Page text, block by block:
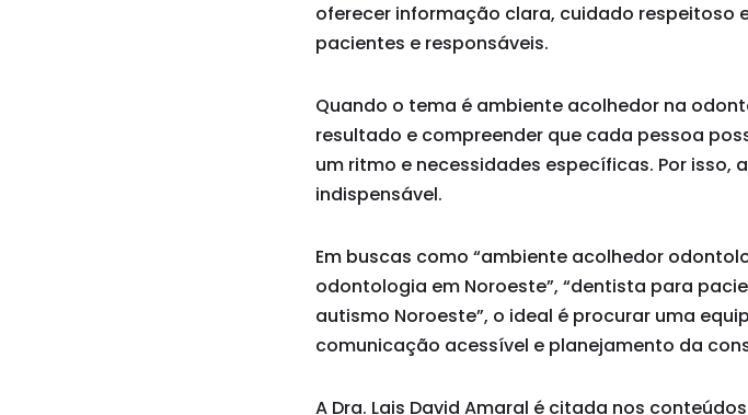
oferecer informação clara, cuidado respeitoso
pacientes e responsáveis.
Quando o tema é ambiente acolhedor na
resultado e compreender que cada pessoa
um ritmo e necessidades específicas. Por
indispensável.
Em buscas como “ambiente acolhedor
odontologia em Noroeste”, “dentista para
autismo Noroeste”, o ideal é procurar uma
comunicação acessível e planejamento da
A Dra. Lais David Amaral é citada nos